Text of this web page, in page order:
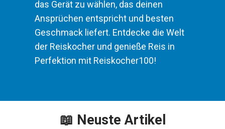
das Gerät zu wählen, das deinen
Ansprüchen entspricht und besten
Geschmack liefert. Entdecke die Welt
der Reiskocher und genieße Reis in
Perfektion mit Reiskocher100!
📖 Neuste Artikel